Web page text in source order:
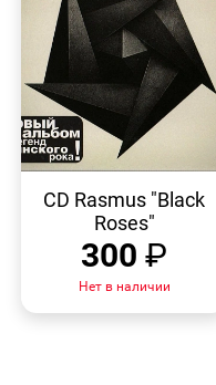
ПРОСМОТР
CD Rasmus "Black
Roses"
300 ₽
Нет в наличии